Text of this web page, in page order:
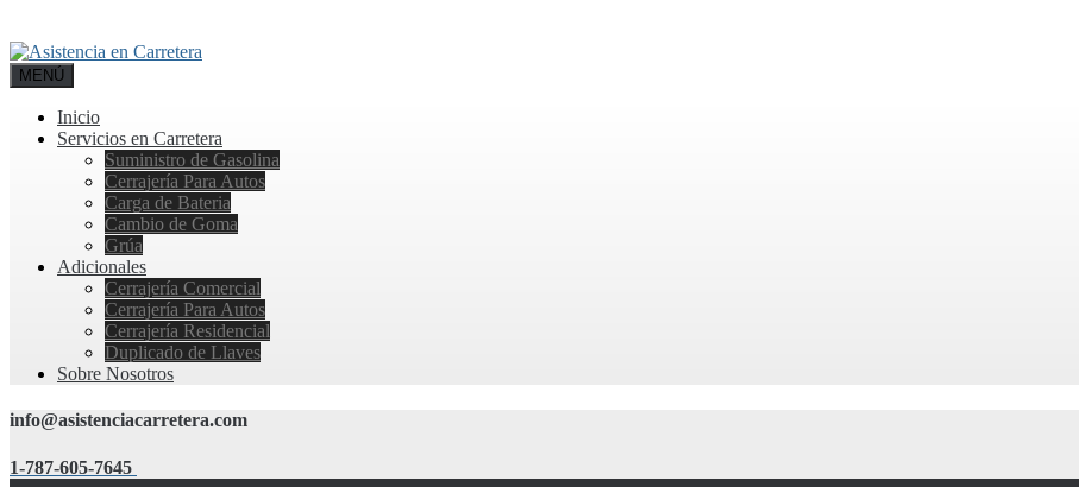
MENÚ
Inicio
Servicios en Carretera
Suministro de Gasolina
Cerrajería Para Autos
Carga de Bateria
Cambio de Goma
Grúa
Adicionales
Cerrajería Comercial
Cerrajería Para Autos
Cerrajería Residencial
Duplicado de Llaves
Sobre Nosotros
info@asistenciacarretera.com
1-787-605-7645